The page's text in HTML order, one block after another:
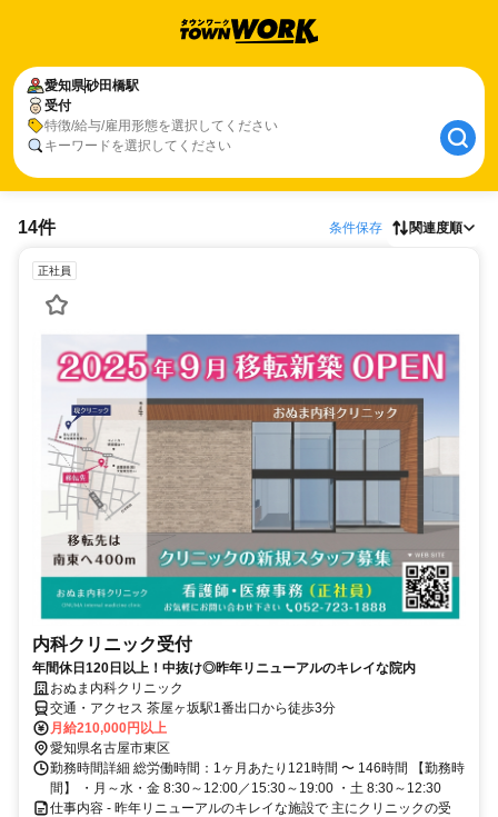
愛知県砂田橋駅
受付
特徴/給与/雇用形態を選択してください
キーワードを選択してください
14件 条件保存 関連度順
正社員
内科クリニック受付
年間休日120日以上！中抜け◎昨年リニューアルのキレイな院内
おぬま内科クリニック
交通・アクセス 茶屋ヶ坂駅1番出口から徒歩3分
月給210,000円以上
愛知県名古屋市東区
勤務時間詳細 総労働時間：1ヶ月あたり121時間 〜 146時間 【勤務時
間】 ・月～水・金 8:30～12:00／15:30～19:00 ・土 8:30～12:30
仕事内容 - 昨年リニューアルのキレイな施設で 主にクリニックの受